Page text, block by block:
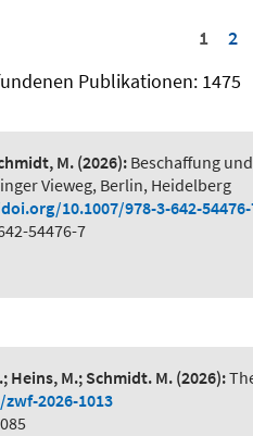
1 2
Publikationen: 1475
M.(2026): Beschaffung
Vieweg, Berlin, Heidelberg
10.1007/978-3-642-54476-
54476-7
Heins, M.; Schmidt. M. (2026):
zwf-2026-1013